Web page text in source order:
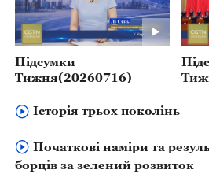
Підсумки
Тижня(20260716)
Історія трьох поколінь
Початкові наміри та
борців за зелений розвиток